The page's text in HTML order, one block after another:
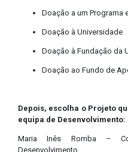
Doação a um Programa
Doação à Universidade
Doação à Fundação da
Doação ao Fundo de
Depois, escolha o Projeto
equipa de Desenvolvimento:
Maria Inês Romba –
Desenvolvimento